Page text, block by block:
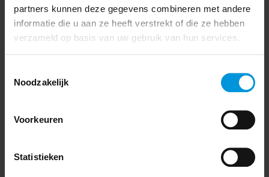
partners kunnen deze gegevens combineren met andere
informatie die u aan ze heeft verstrekt of die ze hebben
verzameld op basis van uw gebruik van hun services.
Noodzakelijk
Voorkeuren
Statistieken
In